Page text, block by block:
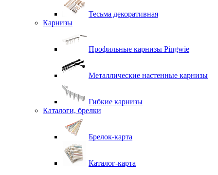
Тесьма декоративная
Карнизы
Профильные карнизы Pingwie
Металлические настенные карнизы
Гибкие карнизы
Каталоги, брелки
Брелок-карта
Каталог-карта